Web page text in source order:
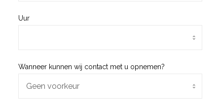
Uur
Wanneer kunnen wij contact met u opnemen?